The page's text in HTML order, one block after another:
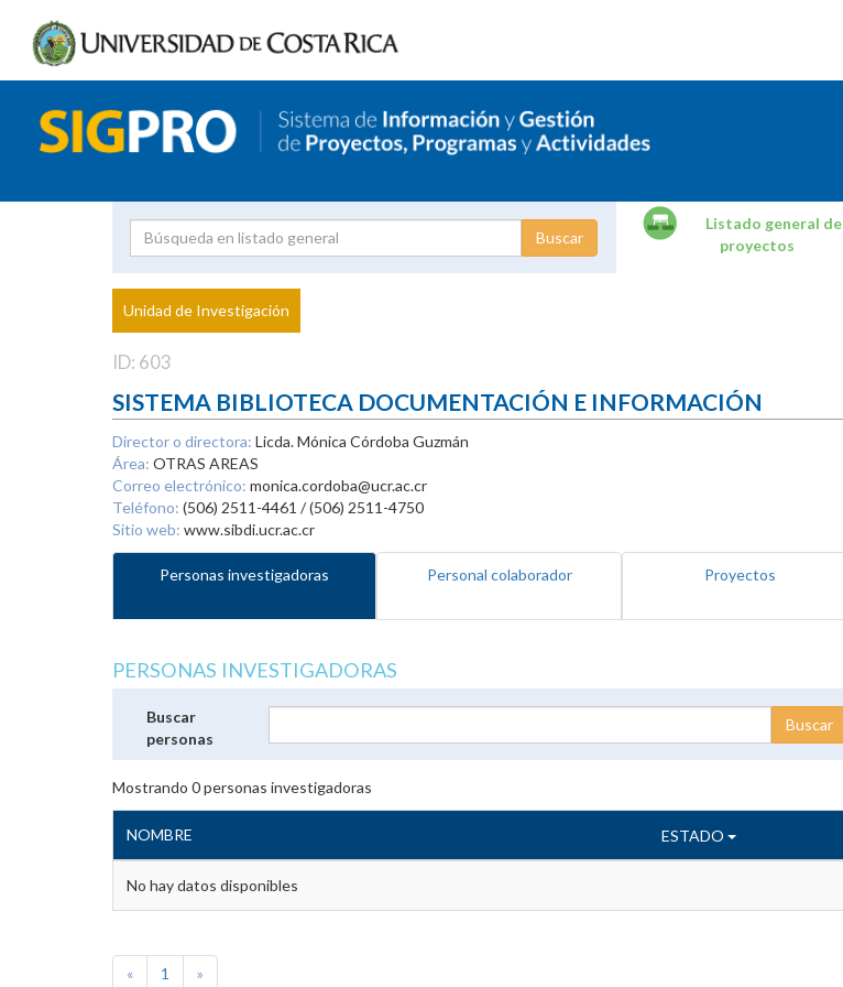
Proyecto
Investigador
Listado general de
proyectos
Unidad de Investigación
ID: 603
SISTEMA BIBLIOTECA DOCUMENTACIÓN E INFORMACIÓN
Director o directora: Licda. Mónica Córdoba Guzmán
Área: OTRAS AREAS
Correo electrónico: monica.cordoba@ucr.ac.cr
Teléfono: (506) 2511-4461 / (506) 2511-4750
Sitio web: www.sibdi.ucr.ac.cr
Personas investigadoras Personal colaborador Proyectos
PERSONAS INVESTIGADORAS
Buscar
personas
Mostrando 0personas investigadoras
NOMBRE ESTADO
No hay datos disponibles
« 1 »